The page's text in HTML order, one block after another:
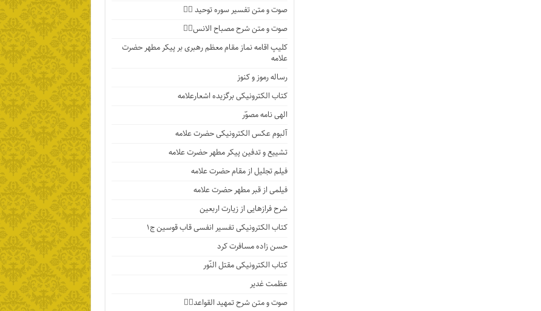
صوت و متن تفسیر سوره توحید ۱️⃣
صوت و متن شرح مصباح الانس۸⃣
کلیپ اقامه نماز مقام معظم رهبری بر پیکر مطهر حضرت
علامه
رساله رموز و کنوز
کتاب الکترونیکی برگزیده اشعارعلامه
الهی نامه مصوّر
آلبوم عکس الکترونیکی حضرت علامه
تشییع و تدفین پیکر مطهر حضرت علامه
فیلم تجلیل از مقام حضرت علامه
فیلمی از قبر مطهر حضرت علامه
شرح فرازهایی از زیارت اربعین
کتاب الکترونیکی تفسیر انفسی قاب قوسین ج۱
حسن زاده مسافرت کرد
کتاب الکترونیکی مقتل النّور
عظمت غدیر
صوت و متن شرح تمهید القواعد۱️⃣